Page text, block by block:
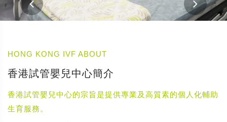
HONG KONG IVF ABOUT
香港試管嬰兒中心簡介
香港試管嬰兒中心的宗旨是提供專業及高質素的個人化輔助
生育服務。